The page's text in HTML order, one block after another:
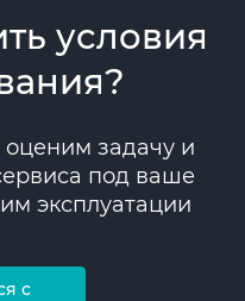
условия
задачу и
под ваше
эксплуатации
с